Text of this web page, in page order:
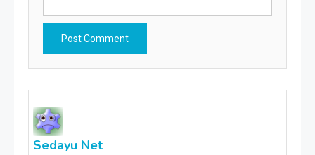
Sedayu Net